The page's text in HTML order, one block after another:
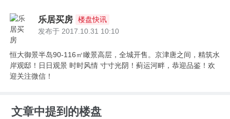
乐居买房
楼盘快讯
发布于 2017.10.31 10:10
恒大御景半岛90-116㎡瞰景高层，全城开售。京津唐之间，精筑水
岸观邸！日日观景 时时风情 寸寸光阴！蓟运河畔，恭迎品鉴！欢
迎关注微信！
文章中提到的楼盘